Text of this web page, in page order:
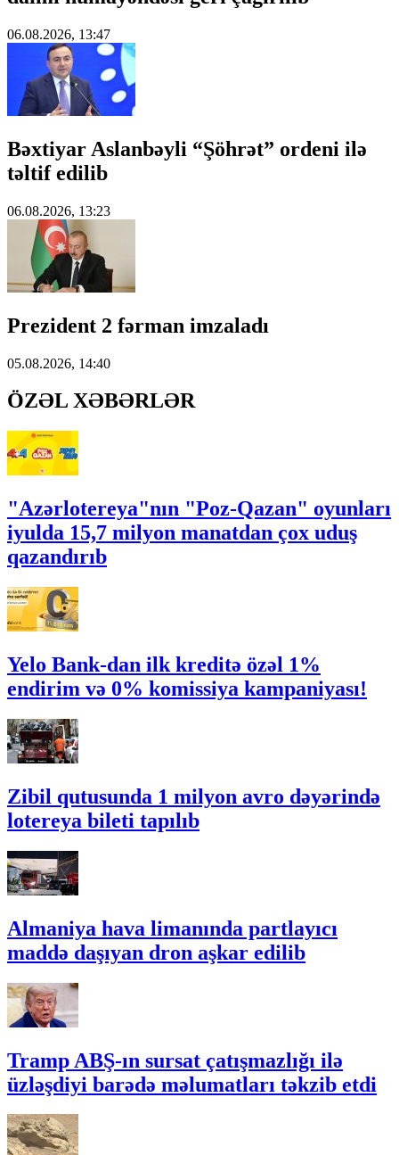
06.08.2026, 13:47
Bəxtiyar Aslanbəyli “Şöhrət” ordeni ilə
təltif edilib
06.08.2026, 13:23
Prezident 2 fərman imzaladı
05.08.2026, 14:40
ÖZƏL XƏBƏRLƏR
"Azərlotereya"nın "Poz-Qazan" oyunları
iyulda 15,7 milyon manatdan çox uduş
qazandırıb
Yelo Bank-dan ilk kreditə özəl 1%
endirim və 0% komissiya kampaniyası!
Zibil qutusunda 1 milyon avro dəyərində
lotereya bileti tapılıb
Almaniya hava limanında partlayıcı
maddə daşıyan dron aşkar edilib
Tramp ABŞ-ın sursat çatışmazlığı ilə
üzləşdiyi barədə məlumatları təkzib etdi